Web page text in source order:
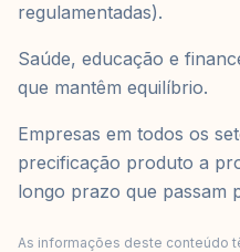
regulamentadas).
Saúde, educação e
que mantêm equilíbrio.
Empresas em todos os
precificação produto a
longo prazo que passam
As informações deste conteúdo